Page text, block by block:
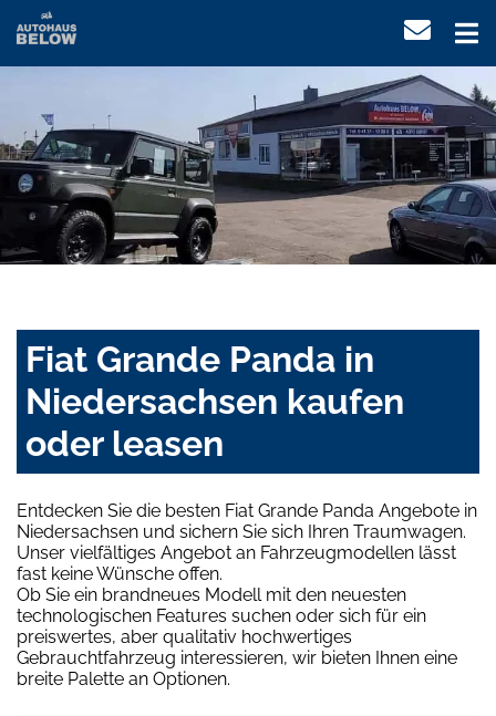
Fiat Grande Panda in
Niedersachsen kaufen
oder leasen
Entdecken Sie die besten Fiat Grande Panda Angebote in
Niedersachsen und sichern Sie sich Ihren Traumwagen.
Unser vielfältiges Angebot an Fahrzeugmodellen lässt
fast keine Wünsche offen.
Ob Sie ein brandneues Modell mit den neuesten
technologischen Features suchen oder sich für ein
preiswertes, aber qualitativ hochwertiges
Gebrauchtfahrzeug interessieren, wir bieten Ihnen eine
breite Palette an Optionen.